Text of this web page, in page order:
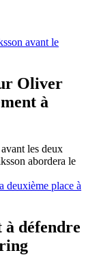
Oliver
à
les deux
abordera le
défendre